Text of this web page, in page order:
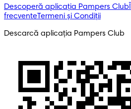
Descoperă aplicația Pampers Club
frecventeTermeni și Condiții
Descarcă aplicația Pampers Club